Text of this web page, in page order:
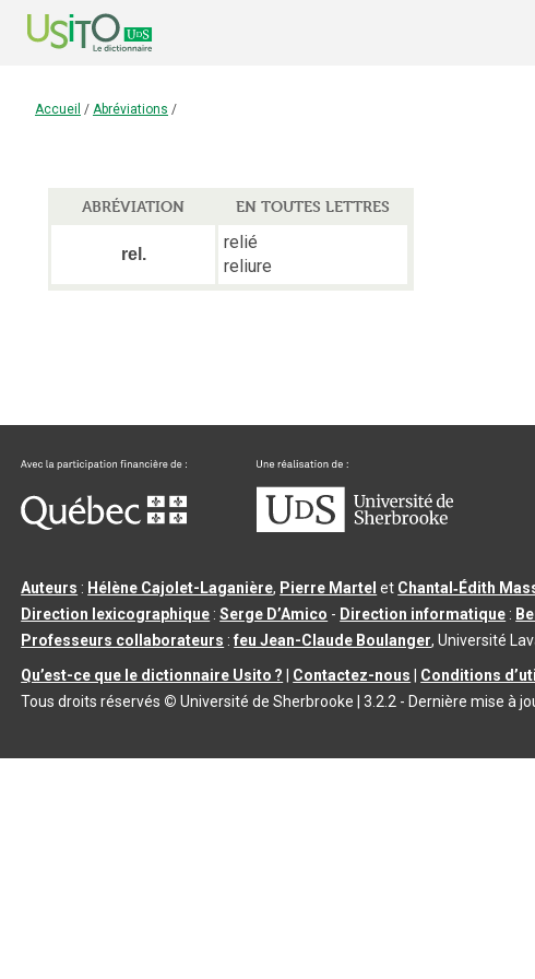
Accueil / Abréviations /
ABRÉVIATION EN TOUTES LETTRES
rel.
relié
reliure
Auteurs : Hélène Cajolet-Laganière, Pierre Martel et Chantal‑Édith
Direction lexicographique :Serge D’Amico - Direction informatique :
Professeurs collaborateurs :feu Jean-Claude Boulanger, Université
Qu’est-ce que le dictionnaire Usito ?
Contactez-nous Conditions
Tous droits réservés © Université de Sherbrooke |3.2.2 - Dernière mise à